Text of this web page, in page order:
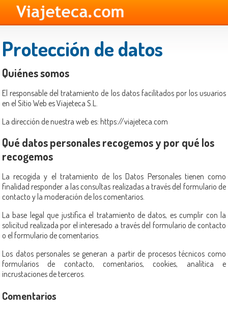
Protección de datos
Quiénes somos
El responsable del tratamiento de los datos facilitados por los usuarios
en el Sitio Web es Viajeteca S.L.
La dirección de nuestra web es: https://viajeteca.com
Qué datos personales recogemos y por qué los
recogemos
La recogida y el tratamiento de los Datos Personales tienen como
finalidad responder a las consultas realizadas a través del formulario de
contacto y la moderación de los comentarios.
La base legal que justifica el tratamiento de datos, es cumplir con la
solicitud realizada por el interesado a través del formulario de contacto
o el formulario de comentarios.
Los datos personales se generan a partir de procesos técnicos como
formularios de contacto, comentarios, cookies, analítica e
incrustaciones de terceros.
Comentarios